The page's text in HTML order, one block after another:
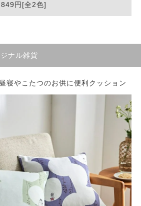
円[全2色]
ナル雑貨
寝やこたつのお供に便利クッション